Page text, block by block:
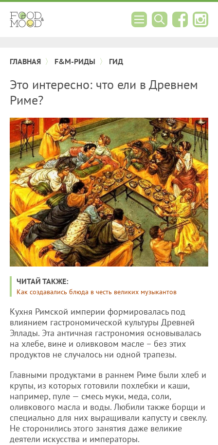
ГЛАВНАЯ F&M-РИДЫ ГИД
Это интересно: что ели в Древнем
Риме?
ЧИТАЙ ТАКЖЕ:
Как создавались блюда в честь великих музыкантов
Кухня Римской империи формировалась под
влиянием гастрономической культуры Древней
Эллады. Эта античная гастрономия основывалась
на хлебе, вине и оливковом масле – без этих
продуктов не случалось ни одной трапезы.
Главными продуктами в раннем Риме были хлеб и
крупы, из которых готовили похлебки и каши,
например, пуле — смесь муки, меда, соли,
оливкового масла и воды. Любили также борщи и
специально для них выращивали капусту и свеклу.
Не сторонились этого занятия даже великие
деятели искусства и императоры.